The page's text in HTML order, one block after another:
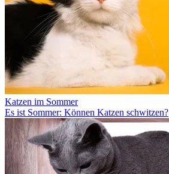
Katzen im Sommer
Es ist Sommer: Können Katzen schwitzen?